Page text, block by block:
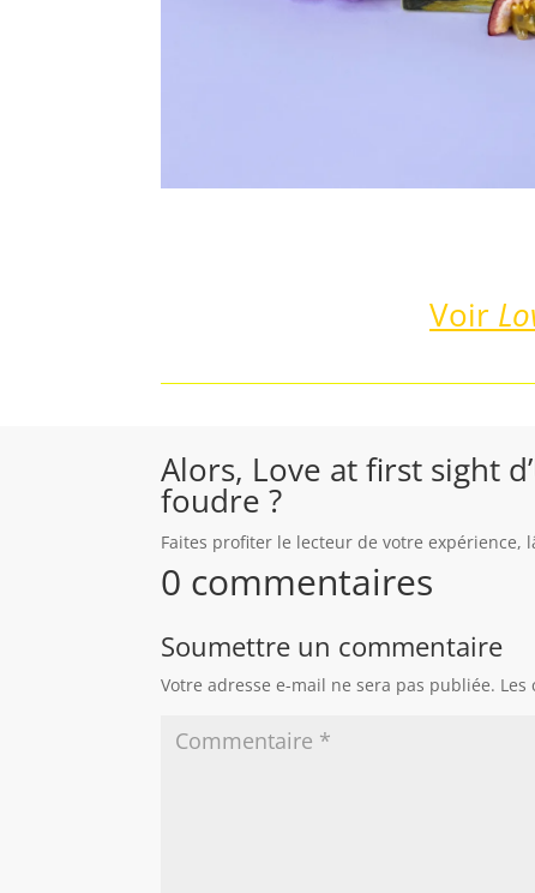
Voir
Alors, Love at first sight
foudre ?
Faites profiter le lecteur de votre expérience,
0 commentaires
Soumettre un commentaire
Votre adresse e-mail ne sera pas publiée.